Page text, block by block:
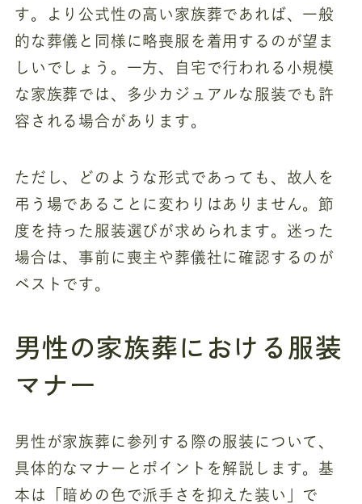
す。より公式性の高い家族葬であれば、一般
的な葬儀と同様に略喪服を着用するのが望ま
しいでしょう。一方、自宅で行われる小規模
な家族葬では、多少カジュアルな服装でも許
容される場合があります。
ただし、どのような形式であっても、故人を
弔う場であることに変わりはありません。節
度を持った服装選びが求められます。迷った
場合は、事前に喪主や葬儀社に確認するのが
ベストです。
男性の家族葬における服装
マナー
男性が家族葬に参列する際の服装について、
具体的なマナーとポイントを解説します。基
本は「暗めの色で派手さを抑えた装い」で